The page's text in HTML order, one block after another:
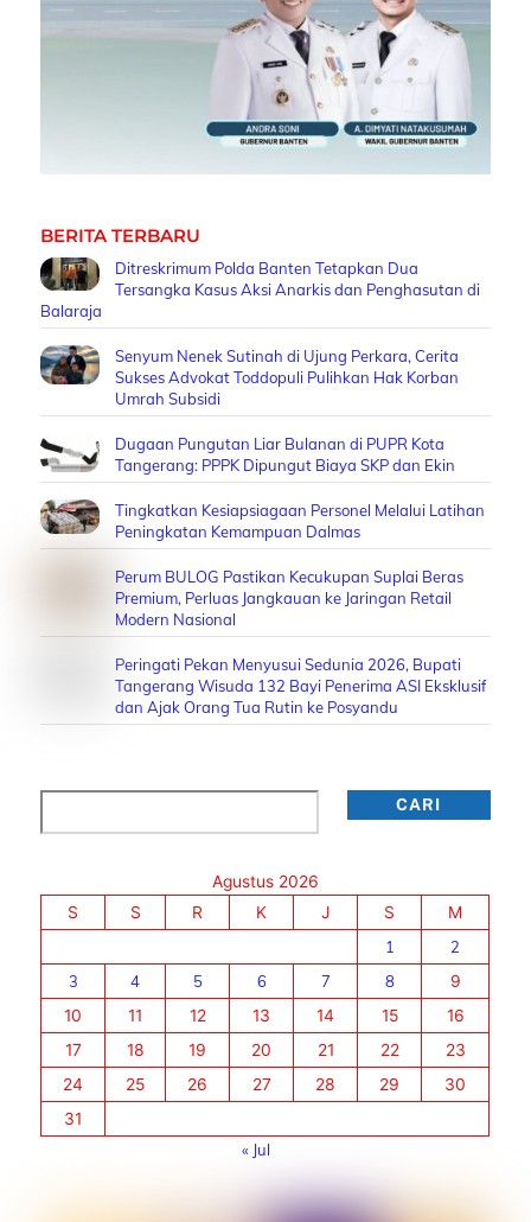
BERITA TERBARU
Ditreskrimum Polda Banten Tetapkan Dua
Tersangka Kasus Aksi Anarkis dan Penghasutan di
Balaraja
Senyum Nenek Sutinah di Ujung Perkara, Cerita
Sukses Advokat Toddopuli Pulihkan Hak Korban
Umrah Subsidi
Dugaan Pungutan Liar Bulanan di PUPR Kota
Tangerang: PPPK Dipungut Biaya SKP dan Ekin
Tingkatkan Kesiapsiagaan Personel Melalui Latihan
Peningkatan Kemampuan Dalmas
Perum BULOG Pastikan Kecukupan Suplai Beras
Premium, Perluas Jangkauan ke Jaringan Retail
Modern Nasional
Peringati Pekan Menyusui Sedunia 2026, Bupati
Tangerang Wisuda 132 Bayi Penerima ASI Eksklusif
dan Ajak Orang Tua Rutin ke Posyandu
CARI
Agustus 2026
S
S R K J S
M
1
2
3
4 5 6 7 8
9
10
11 12 13 14 15
16
17
18 19 20 21 22
23
24
25 26 27 28 29
30
31
« Jul